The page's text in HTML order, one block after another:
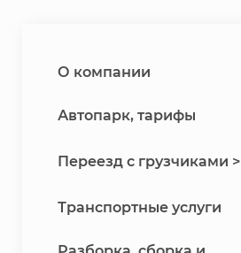
О компании
Автопарк, тарифы
Переезд с грузчиками >
Транспортные услуги